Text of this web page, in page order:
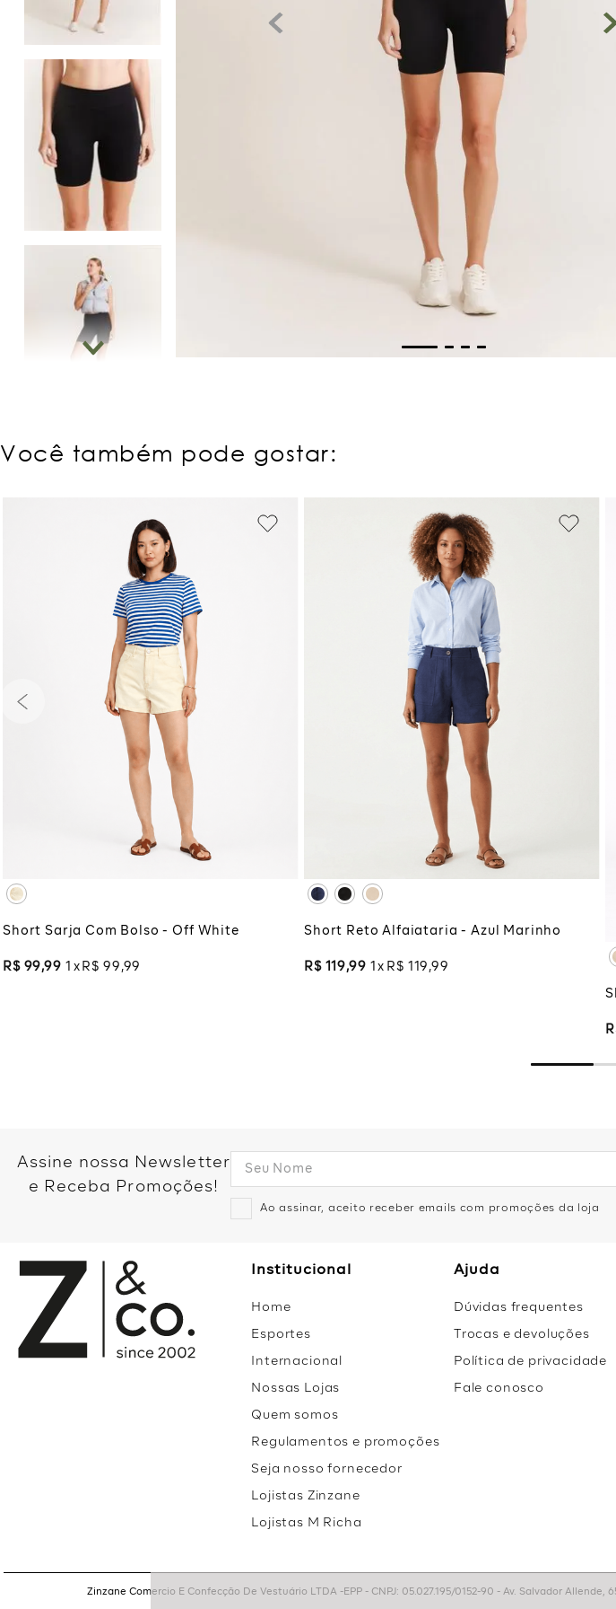
Você também pode gostar:
36 38
46
ADICIONAR À SACOLA
Short Sarja Com Bolso - Off White
R$ 99,99 1 R$ 99 ,99
M
ADICIONAR À SACOLA
Short Reto Alfaiataria - Azul Marinho
R$ 119,99 1 R$ 119 ,99
Assine nossa Newsletter
e Receba Promoções!
Ao assinar, aceito receber emails com promoções da loja
Institucional
Home
Esportes
Internacional
Nossas Lojas
Quem somos
Regulamentos e promoções
Seja nosso fornecedor
Lojistas Zinzane
Lojistas M Richa
Ajuda
Dúvidas frequentes
Trocas e devoluções
Política de privacidade
Fale conosco
Zinzane Comercio E Confecção De Vestuário LTDA -EPP - CNPJ: 05.027.195/0152-90 - Av. Salvador